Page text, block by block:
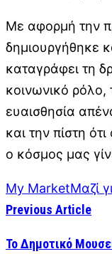
Με αφορμή την
δημιουργήθηκε
καταγράφει τη
κοινωνικό ρόλο,
ευαισθησία
και την πίστη
ο κόσμος μας
My MarketΜαζί
Previous Article
To Δημοτικό